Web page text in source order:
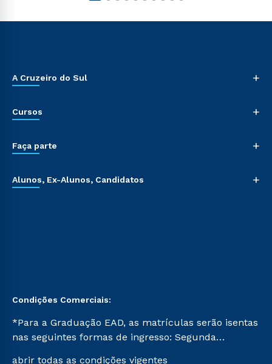
A Cruzeiro do Sul +
Cursos +
Faça parte +
Alunos, Ex-Alunos, Candidatos +
Condições Comerciais:
*Para a Graduação EAD, as matrículas serão isentas
nas seguintes formas de ingresso: Segunda
abrir todas as condições vigentes